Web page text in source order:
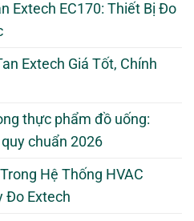
Extech EC170: Thiết Bị Đo
Extech Giá Tốt, Chính
thực phẩm đồ uống:
chuẩn 2026
Hệ Thống HVAC
Đo Extech